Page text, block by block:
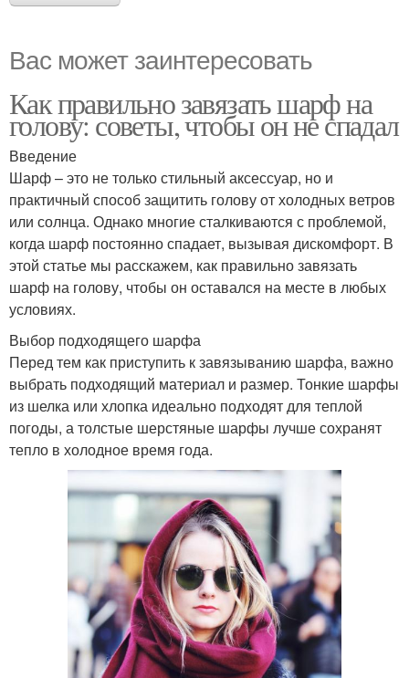
Вас может заинтересовать
Как правильно завязать шарф на
голову: советы, чтобы он не спадал
Введение
Шарф – это не только стильный аксессуар, но и
практичный способ защитить голову от холодных ветров
или солнца. Однако многие сталкиваются с проблемой,
когда шарф постоянно спадает, вызывая дискомфорт. В
этой статье мы расскажем, как правильно завязать
шарф на голову, чтобы он оставался на месте в любых
условиях.
Выбор подходящего шарфа
Перед тем как приступить к завязыванию шарфа, важно
выбрать подходящий материал и размер. Тонкие шарфы
из шелка или хлопка идеально подходят для теплой
погоды, а толстые шерстяные шарфы лучше сохранят
тепло в холодное время года.